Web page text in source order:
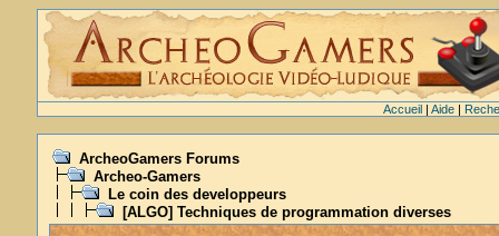
Accueil| Aide|
ArcheoGamers Forums
Archeo-Gamers
Le coin des developpeurs
[ALGO] Techniques de programmation diverses